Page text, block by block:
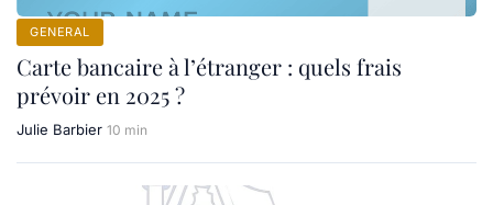
GENERAL
Carte bancaire à l’étranger : quels frais
prévoir en 2025 ?
Julie Barbier 10 min